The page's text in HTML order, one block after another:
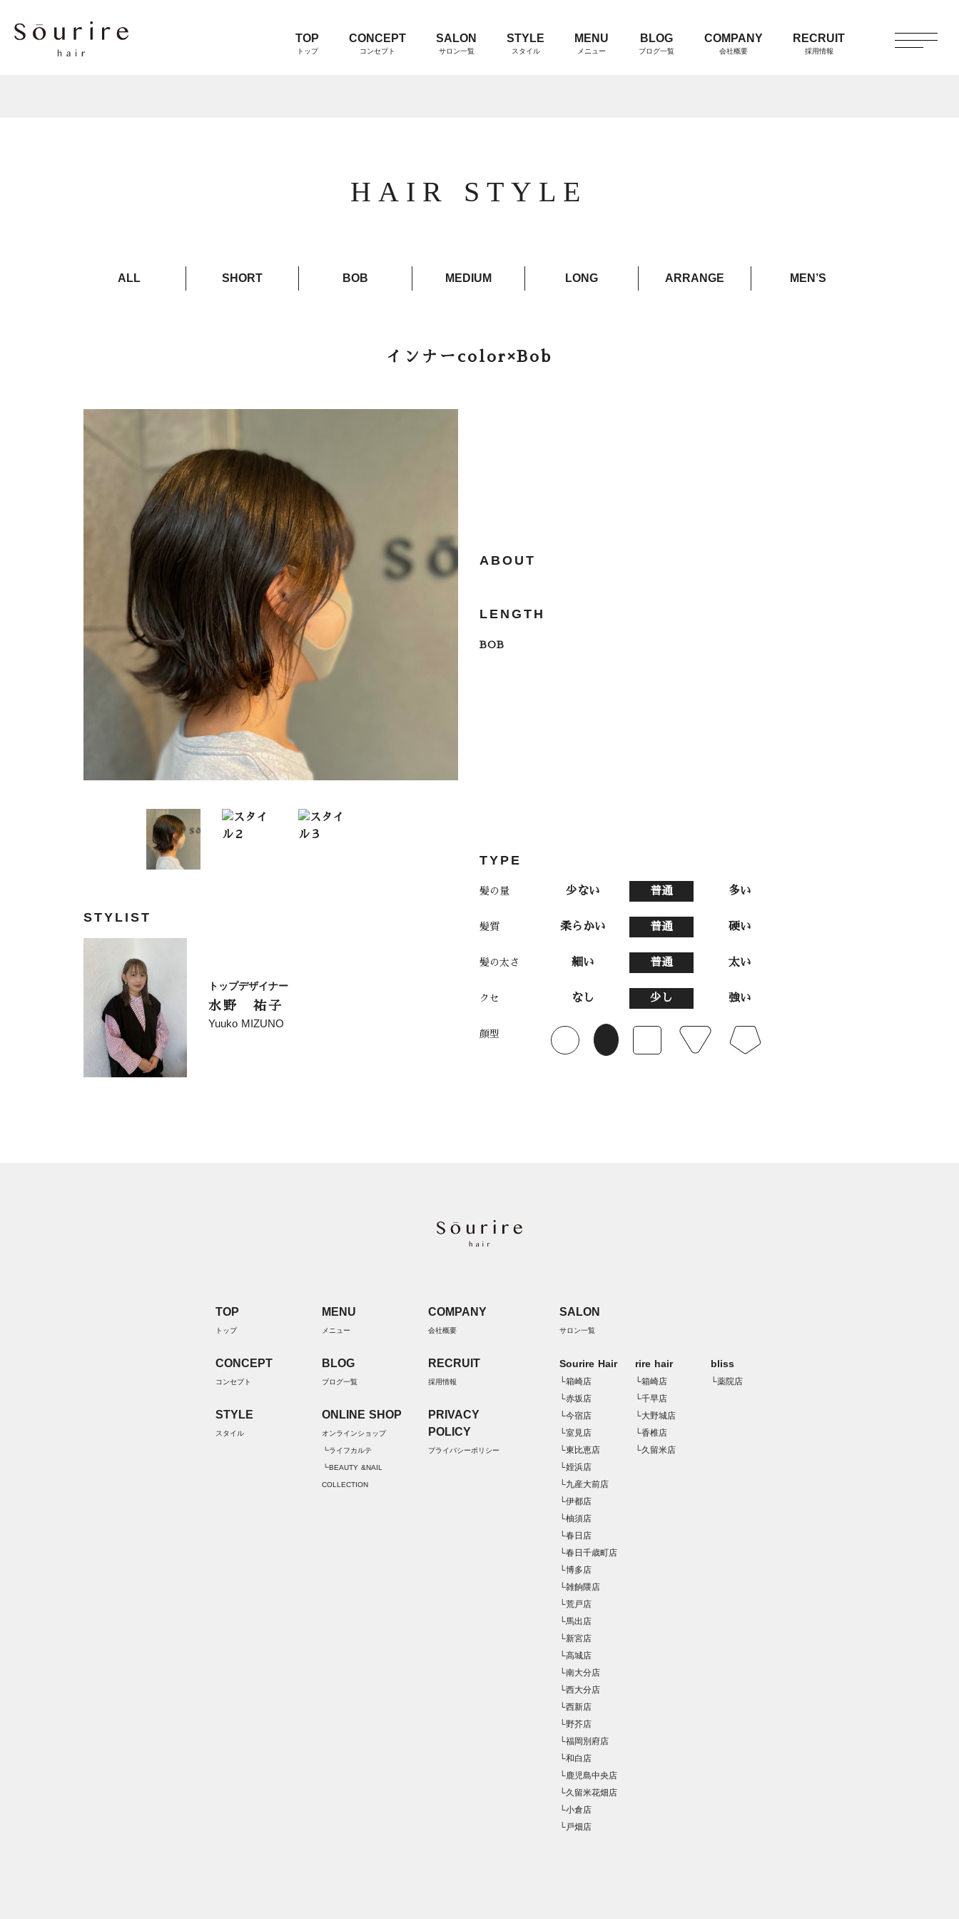
TOP
トップ
CONCEPT
コンセプト
SALON
サロン一覧
STYLE
スタイル
MENU
メニュー
BLOG
ブログ一覧
COMPANY
会社概要
RECRUIT
採用情報
HAIR STYLE
ALL SHORT BOB MEDIUM LONG ARRANGE MEN’S
インナーcolor×Bob
ABOUT
LENGTH
BOB
STYLIST
トップデザイナー
水野 祐子
Yuuko MIZUNO
TYPE
髪の量 少ない 普通 多い
髪質 柔らかい 普通 硬い
髪の太さ 細い 普通 太い
クセ なし 少し 強い
顔型
TOP
トップ
CONCEPT
コンセプト
STYLE
スタイル
MENU
メニュー
BLOG
ブログ一覧
ONLINE SHOP
オンラインショップ
┗ライフカルテ
┗BEAUTY &NAIL
COLLECTION
COMPANY
会社概要
RECRUIT
採用情報
PRIVACY
POLICY
プライバシーポリシー
SALON
サロン一覧
Sourire Hair
└箱崎店
└赤坂店
└今宿店
└室見店
└東比恵店
└姪浜店
└九産大前店
└伊都店
└柚須店
└春日店
└春日千歳町店
└博多店
└雑餉隈店
└荒戸店
└馬出店
└新宮店
└高城店
└南大分店
└西大分店
└西新店
└野芥店
└福岡別府店
└和白店
└鹿児島中央店
└久留米花畑店
└小倉店
└戸畑店
rire hair
└箱崎店
└千早店
└大野城店
└香椎店
└久留米店
bliss
└薬院店